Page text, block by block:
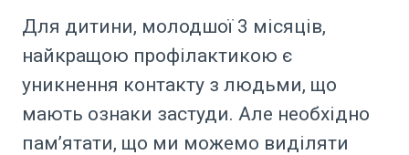
Для дитини, молодшої 3 місяців,
найкращою профілактикою є
уникнення контакту з людьми, що
мають ознаки застуди. Але необхідно
пам’ятати, що ми можемо виділяти